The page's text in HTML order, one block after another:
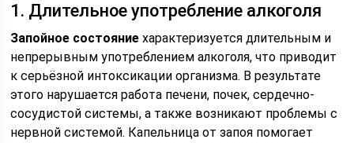
1. Длительное употребление алкоголя
Запойное состояние характеризуется длительным и
непрерывным употреблением алкоголя, что приводит
к серьёзной интоксикации организма. В результате
этого нарушается работа печени, почек, сердечно-
сосудистой системы, а также возникают проблемы с
нервной системой. Капельница от запоя помогает